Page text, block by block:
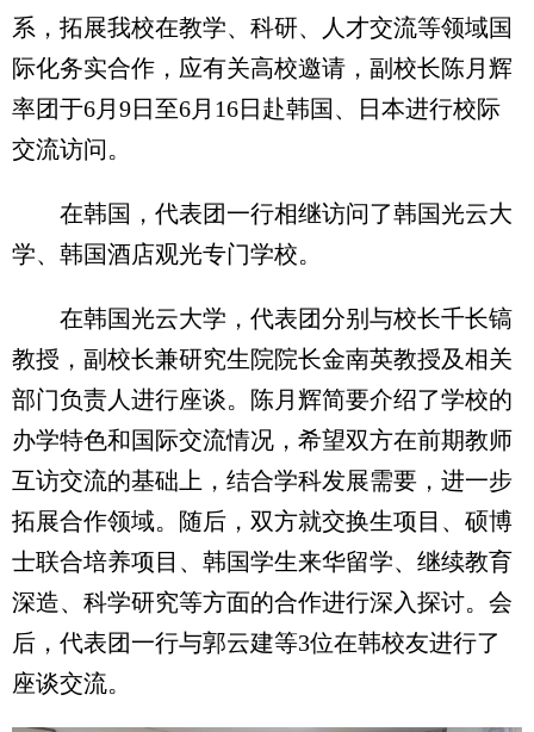
系，拓展我校在教学、科研、人才交流等领域国
际化务实合作，应有关高校邀请，副校长陈月辉
率团于6月9日至6月16日赴韩国、日本进行校际
交流访问。
在韩国，代表团一行相继访问了韩国光云大
学、韩国酒店观光专门学校。
在韩国光云大学，代表团分别与校长千长镐
教授，副校长兼研究生院院长金南英教授及相关
部门负责人进行座谈。陈月辉简要介绍了学校的
办学特色和国际交流情况，希望双方在前期教师
互访交流的基础上，结合学科发展需要，进一步
拓展合作领域。随后，双方就交换生项目、硕博
士联合培养项目、韩国学生来华留学、继续教育
深造、科学研究等方面的合作进行深入探讨。会
后，代表团一行与郭云建等3位在韩校友进行了
座谈交流。